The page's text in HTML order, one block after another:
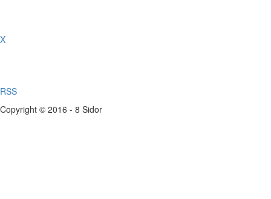
X
RSS
Copyright © 2016 - 8 Sidor